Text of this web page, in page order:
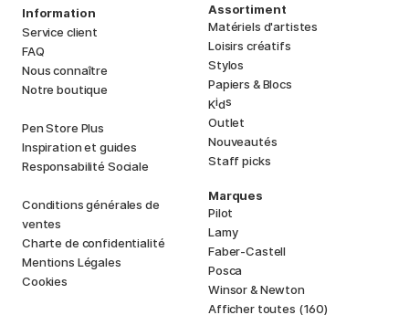
Information
Service client
FAQ
Nous connaître
Notre boutique
Pen Store Plus
Inspiration et guides
Responsabilité Sociale
Conditions générales de
ventes
Charte de confidentialité
Mentions Légales
Cookies
Assortiment
Matériels d'artistes
Loisirs créatifs
Stylos
Papiers & Blocs
Kids
Outlet
Nouveautés
Staff picks
Marques
Pilot
Lamy
Faber-Castell
Posca
Winsor & Newton
Afficher toutes (160)